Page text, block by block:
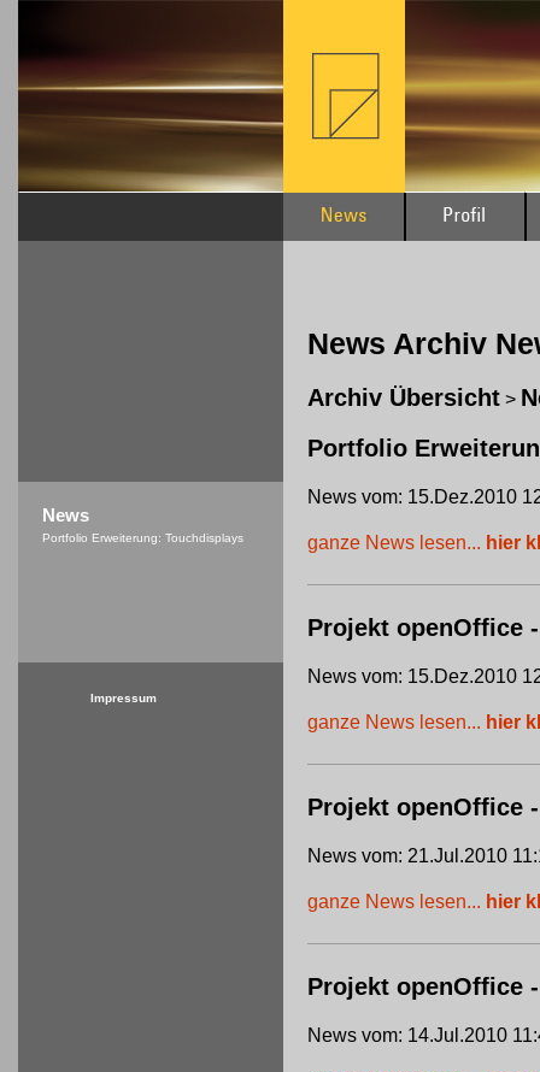
News Archiv
Archiv Übersicht >
Portfolio
News vom: 15.Dez.2010
ganze News lesen... hier
Projekt openOffice
News vom: 15.Dez.2010
ganze News lesen... hier
Projekt openOffice
News vom: 21.Jul.2010
ganze News lesen... hier
Projekt openOffice
News vom: 14.Jul.2010
News
Portfolio Erweiterung: Touchdisplays
Impressum